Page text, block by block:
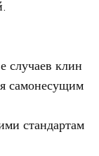
случаев клин
самонесущим
стандартам